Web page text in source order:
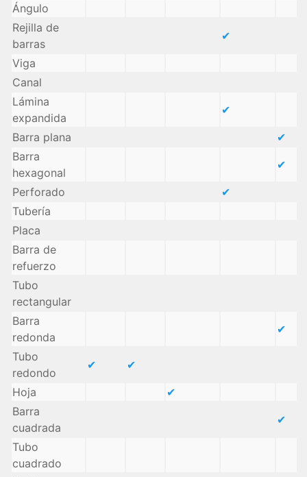
Ángulo
Rejilla de
barras
✔
Viga
Canal
Lámina
expandida
✔
Barra plana
✔
Barra
hexagonal
✔
Perforado
✔
Tubería
Placa
Barra de
refuerzo
Tubo
rectangular
Barra
redonda
✔
Tubo
redondo
✔ ✔
Hoja
✔
Barra
cuadrada
✔
Tubo
cuadrado